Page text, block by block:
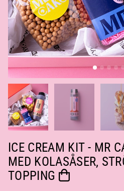
ICE CREAM KIT - MR
MED KOLASÅSER,
TOPPING